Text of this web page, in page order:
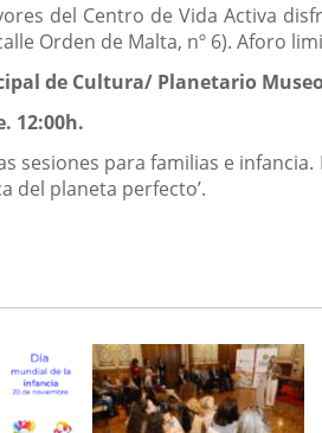
del Centro de Vida Activa
Orden de Malta, nº 6). Aforo
de Cultura/ Planetario
12:00h.
sesiones para familias e
del planeta perfecto’.